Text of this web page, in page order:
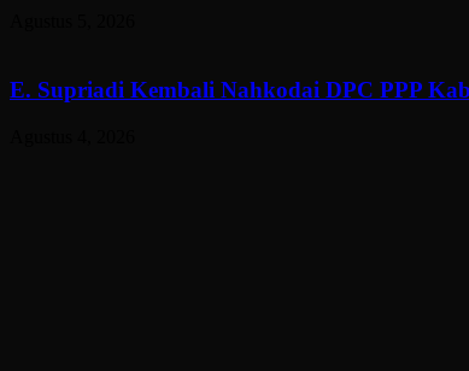
E. Supriadi Kembali Nahkodai DPC PPP